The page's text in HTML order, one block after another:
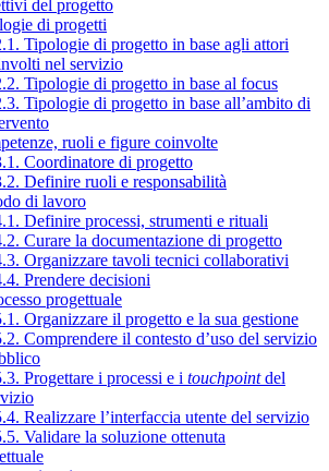
del progetto
di progetti
Tipologie di progetto in base agli attori
nel servizio
Tipologie di progetto in base al focus
Tipologie di progetto in base all’ambito di
ruoli e figure coinvolte
Coordinatore di progetto
Definire ruoli e responsabilità
di lavoro
Definire processi, strumenti e rituali
Curare la documentazione di progetto
Organizzare tavoli tecnici collaborativi
Prendere decisioni
progettuale
Organizzare il progetto e la sua gestione
Comprendere il contesto d’uso del servizio
Progettare i processi e i touchpointdel
Realizzare l’interfaccia utente del servizio
Validare la soluzione ottenuta